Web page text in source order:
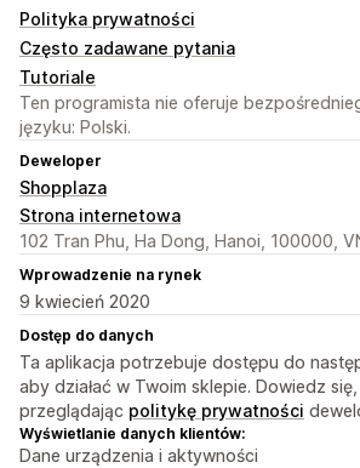
Polityka prywatności
Często zadawane pytania
Tutoriale
Ten programista nie oferuje
języku: Polski.
Deweloper
Shopplaza
Strona internetowa
102 Tran Phu, Ha Dong, Hanoi, 100000,
Wprowadzenie na rynek
9 kwiecień 2020
Dostęp do danych
Ta aplikacja potrzebuje dostępu do
aby działać w Twoim sklepie. Dowiedz
przeglądając politykę prywatności
Wyświetlanie danych klientów:
Dane urządzenia i aktywności